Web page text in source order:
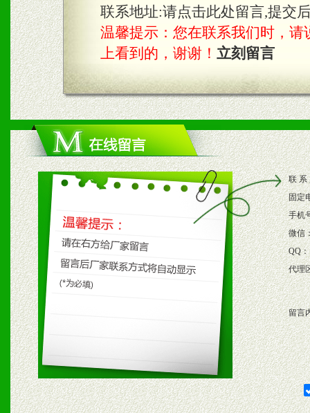
3、根据地方实际情况提供
具。
四、市场操作及支持
1、根据区域市场协助制定
2、根据具体情况公司给予
3、根据市场需要，派驻区
保产品顺利销售。
4、根据市场情况公司给予
购支持。
五、退换货制度
1、给予前期市场操作一定
2、对于临期，滞销品给予
联系地址:请点击此处留言,提交
温馨提示：您在联系我们时，请
上看到的，谢谢！ 立刻留言
联 系
固定
手机
微信
QQ：
代理
留言